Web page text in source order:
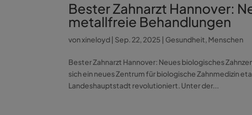
Bester Zahnarzt Hannover:
metallfreie Behandlungen
vonxineloyd Sep. 22, 2025 Gesundheit, Menschen
Bester Zahnarzt Hannover: Neues biologisches
sich ein neues Zentrum für biologische Zahnmedizin
Landeshauptstadt revolutioniert. Unter der...